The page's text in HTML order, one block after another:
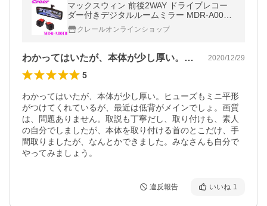
マックスウィン 前後2WAY ドライブレコー
ダー付きデジタルルームミラー MDR-A001B
前後同時録画 メーカー保証 フルHD ズーム
機能クレールオンラインショップ
わかってはいたが、本体が少し厚い。ヒュ… 2020/12/29
5
わかってはいたが、本体が少し厚い。ヒューズもミニ平形
がつけてくれているが、最近は低背がメインでしょ。画質
は、問題ありません。取説も丁寧だし、取り付けも、素人
の自分でしましたが、本体を取り付ける首のとこだけ、手
間取りましたが、なんとかできました。みなさんも自分で
やってみましょう。
違反報告 いいね 1